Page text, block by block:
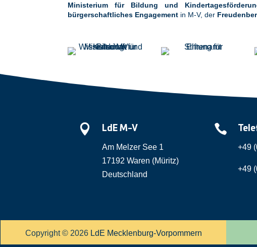
Ministerium für Bildung und
bürgerschaftliches Engagement in M-V, der
 LdE M-V
Am Melzer See 1
17192 Waren (Müritz)
Deutschland

+49
+49
Copyright © 2026 LdE Mecklenburg-Vorpommern